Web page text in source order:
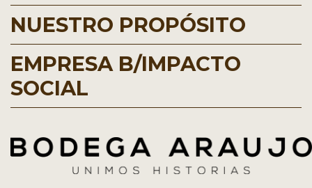
NUESTRO PROPÓSITO
EMPRESA B/IMPACTO
SOCIAL